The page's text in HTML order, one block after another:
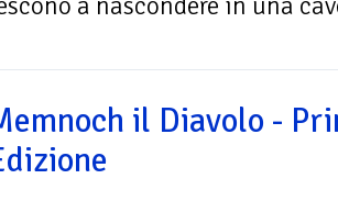
il Diavolo -